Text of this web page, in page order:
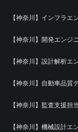
【神奈川】インフラ
【神奈川】開発エン
【神奈川】設計解析エ
【神奈川】自動車品質
【神奈川】監査支援担当
【神奈川】機械設計